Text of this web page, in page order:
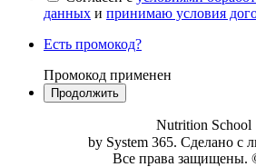
данных и принимаю условия
Есть промокод?
Промокод применен
Nutrition School
by System 365. Сделано с
Все права защищены.